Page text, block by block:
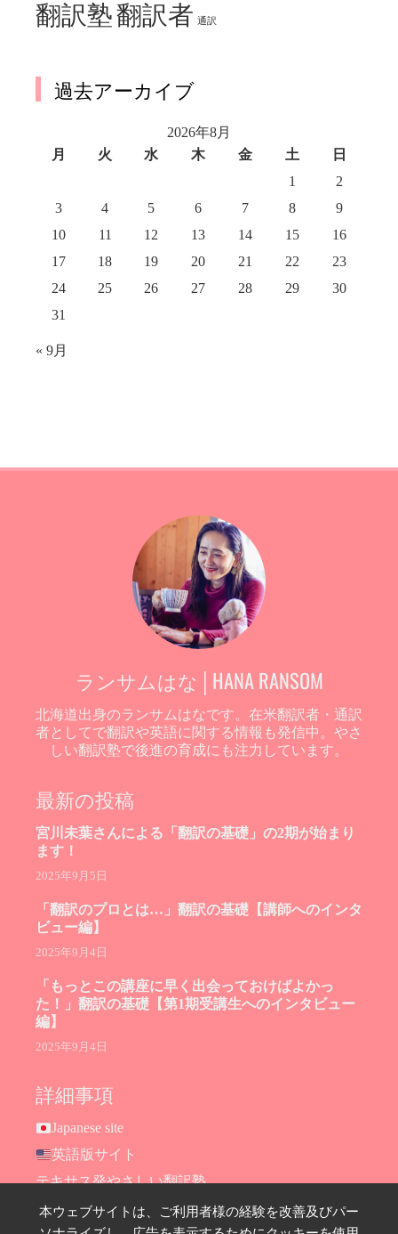
翻訳塾翻訳者 通訳
過去アーカイブ
2026年8月
月
火 水 木 金 土
日
1
2
3
4 5 6 7 8
9
10
11 12 13 14 15
16
17
18 19 20 21 22
23
24
25 26 27 28 29
30
31
« 9月
ランサムはな│HANA RANSOM
北海道出身のランサムはなです。在米翻訳者・通訳
者としてで翻訳や英語に関する情報も発信中。やさ
しい翻訳塾で後進の育成にも注力しています。
最新の投稿
宮川未葉さんによる「翻訳の基礎」の2期が始まり
ます！
2025年9月5日
「翻訳のプロとは…」翻訳の基礎【講師へのインタ
ビュー編】
2025年9月4日
「もっとこの講座に早く出会っておけばよかっ
た！」翻訳の基礎【第1期受講生へのインタビュー
編】
2025年9月4日
詳細事項
Japanese site
英語版サイト
テキサス発やさしい翻訳塾
Hana Ransom Shop
本ウェブサイトは、ご利用者様の経験を改善及びパー